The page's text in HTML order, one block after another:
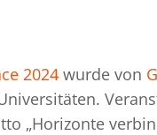
2024 wurde von
„Horizonte